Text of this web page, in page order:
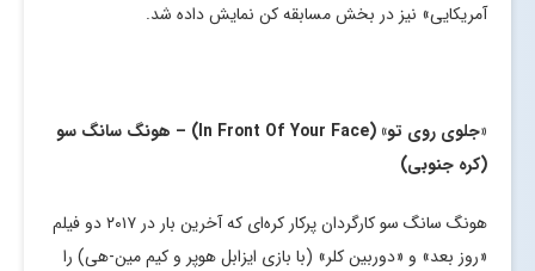
آمریکایی» نیز در بخش مسابقه کن نمایش داده شد.
«جلوی روی تو» (In Front Of Your Face) – هونگ سانگ سو
(کره جنوبی)
هونگ سانگ سو کارگردان پرکار کره‌ای که آخرین بار در ۲۰۱۷ دو فیلم
«روز بعد»‌ و «دوربین کلر» (با بازی ایزابل هوپر و کیم مین-هی) را